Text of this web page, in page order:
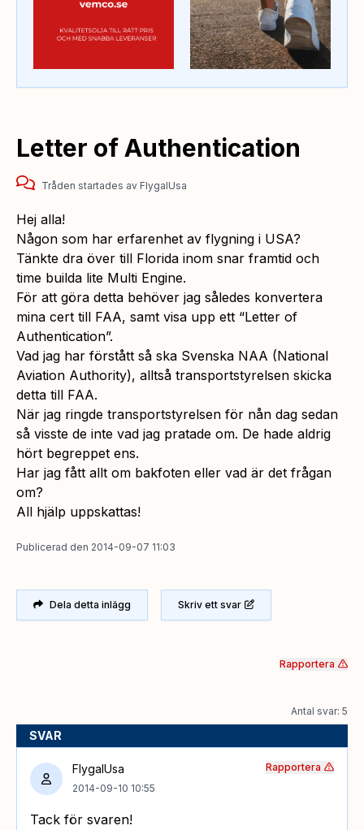
Letter of Authentication
Tråden startades av FlygaIUsa
Hej alla!
Någon som har erfarenhet av flygning i USA?
Tänkte dra över till Florida inom snar framtid och
time builda lite Multi Engine.
För att göra detta behöver jag således konvertera
mina cert till FAA, samt visa upp ett “Letter of
Authentication”.
Vad jag har förstått så ska Svenska NAA (National
Aviation Authority), alltså transportstyrelsen skicka
detta till FAA.
När jag ringde transportstyrelsen för nån dag sedan
så visste de inte vad jag pratade om. De hade aldrig
hört begreppet ens.
Har jag fått allt om bakfoten eller vad är det frågan
om?
All hjälp uppskattas!
Publicerad den 2014-09-07 11:03
Dela detta inlägg Skriv ett svar
Rapportera
Antal svar: 5
SVAR
FlygaIUsa
2014-09-10 10:55
Tack för svaren!
Rapportera